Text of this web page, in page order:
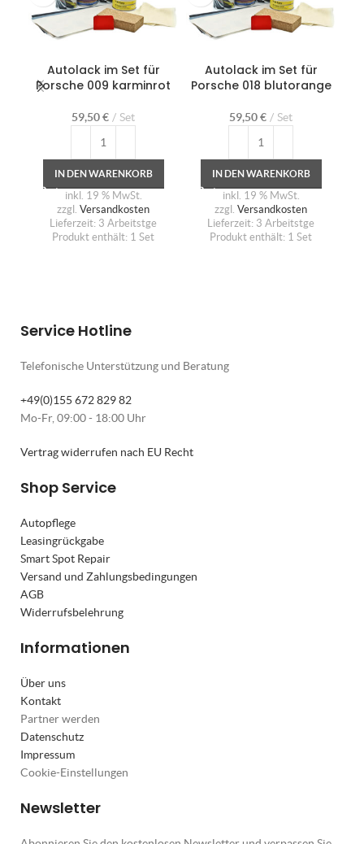
Autolack im Set für
Porsche 009 karminrot
59,50€ Set
IN DEN WARENKORB
inkl. 19 % MwSt.
zzgl. Versandkosten
Lieferzeit: 3 Arbeitstge
Produkt enthält: 1 Set
Autolack im Set für
Porsche 018 blutorange
59,50€ Set
IN DEN WARENKORB
inkl. 19 % MwSt.
zzgl. Versandkosten
Lieferzeit: 3 Arbeitstge
Produkt enthält: 1 Set
Service Hotline
Telefonische Unterstützung und Beratung
+49(0)155 672 829 82
Mo-Fr, 09:00 - 18:00 Uhr
Vertrag widerrufen nach EU Recht
Shop Service
Autopflege
Leasingrückgabe
Smart Spot Repair
Versand und Zahlungsbedingungen
AGB
Widerrufsbelehrung
Informationen
Über uns
Kontakt
Partner werden
Datenschutz
Impressum
Cookie-Einstellungen
Newsletter